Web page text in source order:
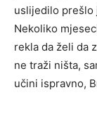
uslijedilo prešlo
Nekoliko
rekla da želi da
ne traži ništa,
učini ispravno,